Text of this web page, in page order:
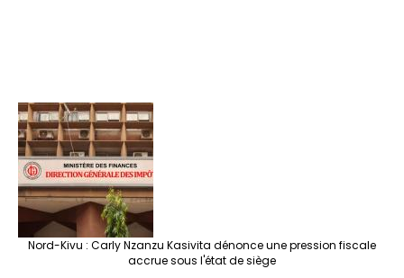
Nord-Kivu : Carly Nzanzu Kasivita dénonce une pression fiscale
accrue sous l'état de siège